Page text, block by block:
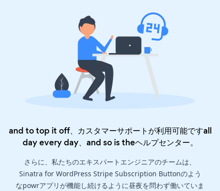
and to top it off、カスタマーサポートが利用可能ですall
day every day、and so is theヘルプセンター。
さらに、私たちのエキスパートエンジニアのチームは、
Sinatra for WordPress Stripe Subscription Buttonのよう
なpowrアプリが機能し続けるように昼夜を問わず働いていま